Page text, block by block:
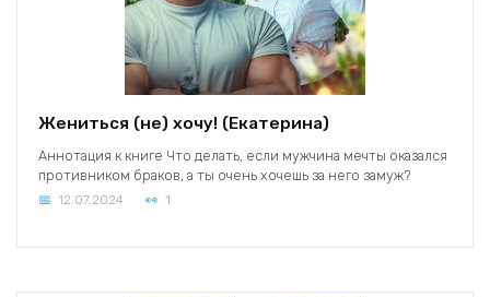
Жениться (не) хочу! (Екатерина)
Аннотация к книге Что делать, если мужчина мечты оказался
противником браков, а ты очень хочешь за него замуж?
12.07.2024 1